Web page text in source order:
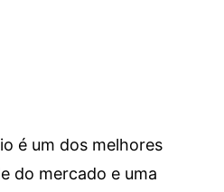
é um dos melhores
do mercado e uma